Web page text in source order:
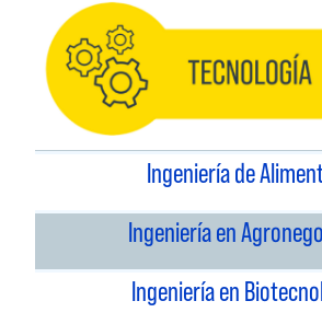
Ingeniería de
Ingeniería en
Ingeniería en